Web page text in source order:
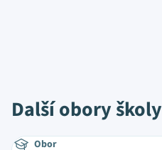
Další obory školy
Obor